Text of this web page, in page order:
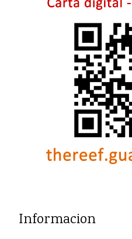
Informacion